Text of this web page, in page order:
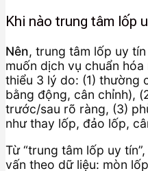
Khi nào trung tâm lốp
Nên, trung tâm lốp uy
muốn dịch vụ chuẩn
thiểu 3 lý do: (1) thường
bằng động, cân chỉnh),
trước/sau rõ ràng, (3)
như thay lốp, đảo lốp,
Từ “trung tâm lốp uy tín”,
vấn theo dữ liệu: mòn